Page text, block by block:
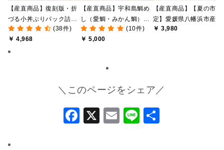
【産直商品】復刻版・折
づる小丼ぶりパック詰合
せ【送料込み/北海道・九
州・沖縄送料別途】【オ
ンライン限定】
(38件)
￥ 4,968
【産直商品】宇和島鯛め
し（愛鯛・みかん鯛）食
べ比べセット【愛媛の郷
土料理】【送料込み/北海
(10件)
￥ 5,000
【産直商品】【夏の市限
定】愛媛県八幡浜市産 皮
なし冷凍みかん 1kg ＋
￥ 3,980
＼このページをシェア／
Facebook
X Email
Line